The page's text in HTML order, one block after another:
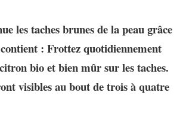
les taches brunes de la peaugrâce
: Frottez quotidiennement
bio et bien mûr sur les taches.
visibles au bout de trois à quatre